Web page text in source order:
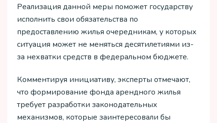
Реализация данной меры поможет государству
исполнить свои обязательства по
предоставлению жилья очередникам, у которых
ситуация может не меняться десятилетиями из-
за нехватки средств в федеральном бюджете.
Комментируя инициативу, эксперты отмечают,
что формирование фонда арендного жилья
требует разработки законодательных
механизмов, которые заинтересовали бы